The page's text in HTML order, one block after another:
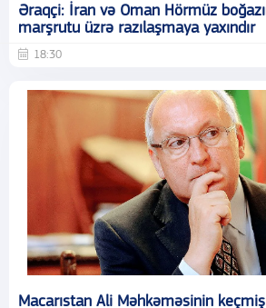
Əraqçi: İran və Oman Hörmüz
marşrutu üzrə razılaşmaya yaxındır
18:30
Macarıstan Ali Məhkəməsinin